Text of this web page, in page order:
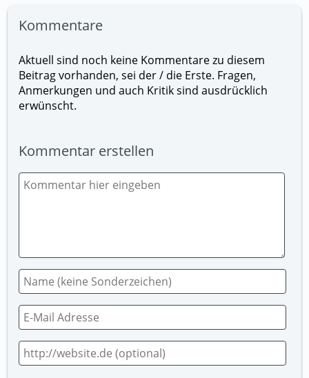
Kommentare
Aktuell sind noch keine Kommentare zu diesem
Beitrag vorhanden, sei der / die Erste. Fragen,
Anmerkungen und auch Kritik sind ausdrücklich
erwünscht.
Kommentar erstellen